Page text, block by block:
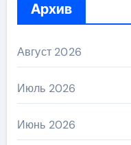
Архив
Август 2026
Июль 2026
Июнь 2026